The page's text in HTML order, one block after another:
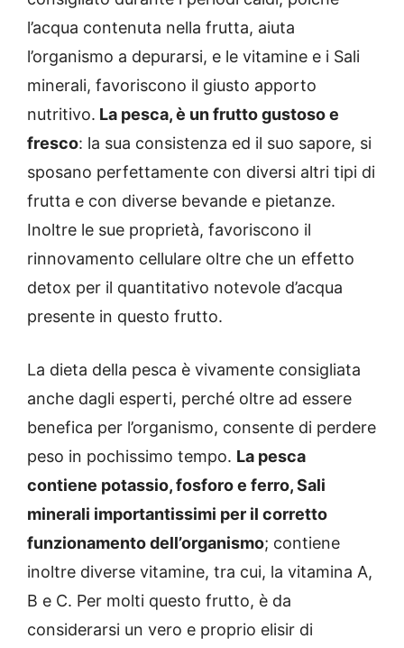
l’acqua contenuta nella frutta, aiuta
l’organismo a depurarsi, e le vitamine e i Sali
minerali, favoriscono il giusto apporto
nutritivo. La pesca, è un frutto gustoso e
fresco: la sua consistenza ed il suo sapore, si
sposano perfettamente con diversi altri tipi di
frutta e con diverse bevande e pietanze.
Inoltre le sue proprietà, favoriscono il
rinnovamento cellulare oltre che un effetto
detox per il quantitativo notevole d’acqua
presente in questo frutto.
La dieta della pesca è vivamente consigliata
anche dagli esperti, perché oltre ad essere
benefica per l’organismo, consente di perdere
peso in pochissimo tempo. La pesca
contiene potassio, fosforo e ferro, Sali
minerali importantissimi per il corretto
funzionamento dell’organismo; contiene
inoltre diverse vitamine, tra cui, la vitamina A,
B e C. Per molti questo frutto, è da
considerarsi un vero e proprio elisir di